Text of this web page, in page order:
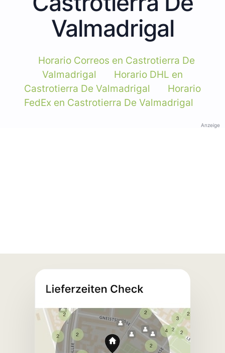
Valmadrigal
Horario Correos en Castrotierra De
Valmadrigal
Horario DHL en
Castrotierra De Valmadrigal
Horario
FedEx en Castrotierra De Valmadrigal
Anzeige